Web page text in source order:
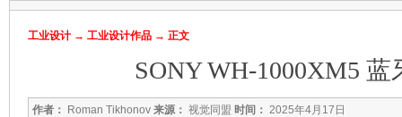
工业设计 → 工业设计作品 → 正文
SONY WH-1000XM5 蓝
作者： Roman Tikhonov 来源： 视觉同盟 时间： 2025年4月17日